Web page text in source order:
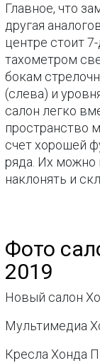
Главное, что
другая
центре стоит
тахометром
бокам
(слева) и
салон легко
пространство
счет хорошей
ряда. Их можно
наклонять и
Фото
2019
Новый салон
Мультимедиа
Кресла Хонда